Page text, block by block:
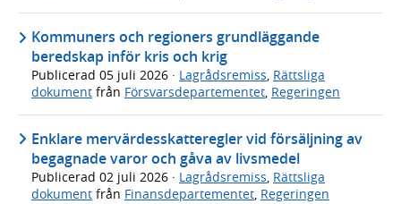
Kommuners och regioners grundläggande
beredskap inför kris och krig
Publicerad 05 juli 2026 · Lagrådsremiss, Rättsliga
dokument från Försvarsdepartementet, Regeringen
Enklare mervärdesskatteregler vid försäljning av
begagnade varor och gåva av livsmedel
Publicerad 02 juli 2026 · Lagrådsremiss, Rättsliga
dokument från Finansdepartementet, Regeringen